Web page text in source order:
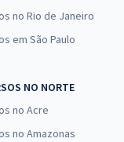
no Rio de Janeiro
em São Paulo
NO NORTE
no Acre
no Amazonas